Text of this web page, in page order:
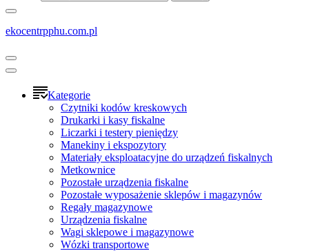
ekocentrpphu.com.pl
Kategorie
Czytniki kodów kreskowych
Drukarki i kasy fiskalne
Liczarki i testery pieniędzy
Manekiny i ekspozytory
Materiały eksploatacyjne do urządzeń fiskalnych
Metkownice
Pozostałe urządzenia fiskalne
Pozostałe wyposażenie sklepów i magazynów
Regały magazynowe
Urządzenia fiskalne
Wagi sklepowe i magazynowe
Wózki transportowe